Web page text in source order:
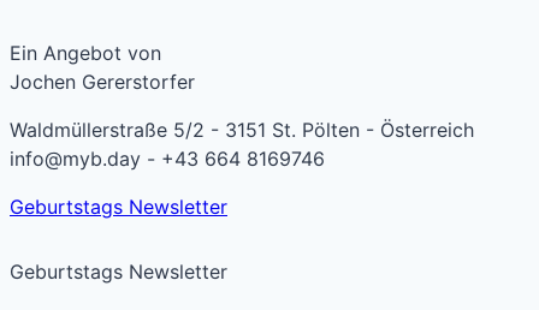
Ein Angebot von
Jochen Gererstorfer
Waldmüllerstraße 5/2 - 3151 St. Pölten - Österreich
info@myb.day - +43 664 8169746
Geburtstags Newsletter
Geburtstags Newsletter